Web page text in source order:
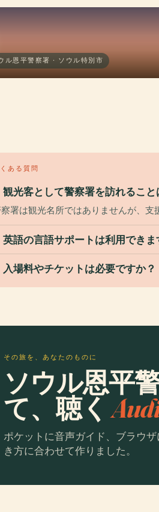
ル恩平警察署 · ソウル特別市
ある質問
観光客として警察署を訪れること
署は観光名所ではありませんが、支
英語の言語サポートは利用できま
入場料やチケットは必要ですか？
その旅を、あなたのものに
ソウル恩平
て、聴く
ポケットに音声ガイド、ブラウ
き方に合わせて作りました。